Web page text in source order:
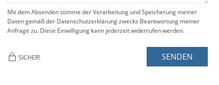
Mit dem Absenden stimme der Verarbeitung und Speicherung meiner
Daten gemäß der Datenschutzerklärung zwecks Beantwortung meiner
Anfrage zu. Diese Einwilligung kann jederzeit widerrufen werden.
SICHER! SENDEN